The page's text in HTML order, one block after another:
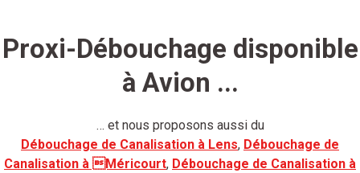
Proxi-Débouchage disponible
à Avion ...
… et nous proposons aussi du
Débouchage de Canalisation à Lens, Débouchage de
Canalisation à Méricourt, Débouchage de Canalisation à